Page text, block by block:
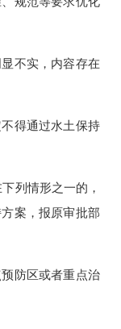
不实，内容存在
得通过水土保持
列情形之一的，
案，报原审批部
防区或者重点治